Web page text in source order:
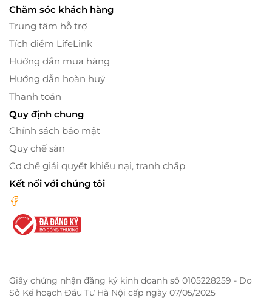
Chăm sóc khách hàng
Trung tâm hỗ trợ
Tích điểm LifeLink
Hướng dẫn mua hàng
Hướng dẫn hoàn huỷ
Thanh toán
Quy định chung
Chính sách bảo mật
Quy chế sàn
Cơ chế giải quyết khiếu nại, tranh chấp
Kết nối với chúng tôi
Giấy chứng nhận đăng ký kinh doanh số 0105228259 - Do
Sở Kế hoạch Đầu Tư Hà Nội cấp ngày 07/05/2025